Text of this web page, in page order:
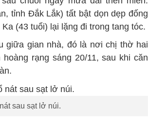
tỉnh Đắk Lắk) tất bật dọn dẹp đống
(43 tuổi) lại lặng đi trong tang tóc.
giữa gian nhà, đó là nơi chị thờ hai
rạng sáng 20/11, sau khi căn
sau sạt lở núi.